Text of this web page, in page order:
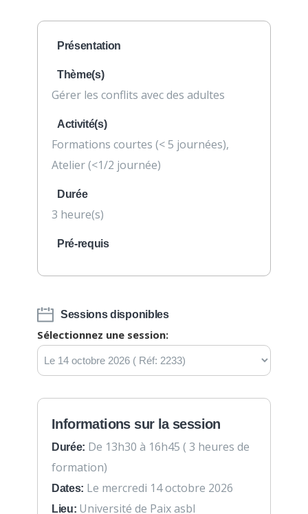
Présentation
Thème(s)
Gérer les conflits avec des adultes
Activité(s)
Formations courtes (< 5 journées),
Atelier (<1/2 journée)
Durée
3 heure(s)
Pré-requis
Sessions disponibles
Sélectionnez une session:
Informations sur la session
Durée: De 13h30 à 16h45 ( 3 heures de
formation)
Dates: Le mercredi 14 octobre 2026
Lieu: Université de Paix asbl